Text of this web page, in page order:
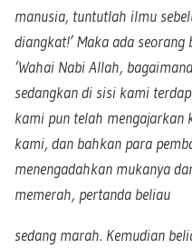
manusia, tuntutlah ilmu
diangkat!’ Maka ada
‘Wahai Nabi Allah,
sedangkan di sisi kami
kami pun telah
kami, dan bahkan para
menengadahkan mukanya
memerah, pertanda beliau
sedang marah. Kemudian